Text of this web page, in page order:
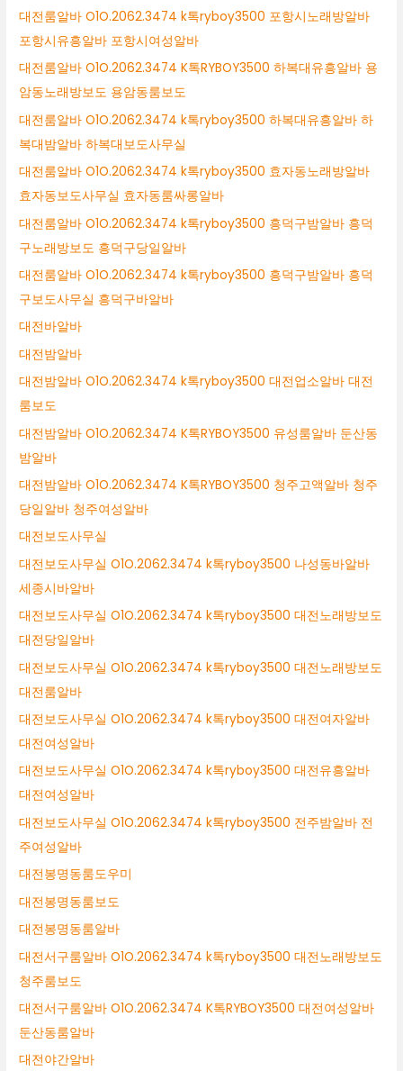
대전룸알바 O1O.2062.3474 k톡ryboy3500 포항시노래방알바
포항시유흥알바 포항시여성알바
대전룸알바 O1O.2062.3474 K톡RYBOY3500 하복대유흥알바 용
암동노래방보도 용암동룸보도
대전룸알바 O1O.2062.3474 k톡ryboy3500 하복대유흥알바 하
복대밤알바 하복대보도사무실
대전룸알바 O1O.2062.3474 k톡ryboy3500 효자동노래방알바
효자동보도사무실 효자동룸싸롱알바
대전룸알바 O1O.2062.3474 k톡ryboy3500 흥덕구밤알바 흥덕
구노래방보도 흥덕구당일알바
대전룸알바 O1O.2062.3474 k톡ryboy3500 흥덕구밤알바 흥덕
구보도사무실 흥덕구바알바
대전바알바
대전밤알바
대전밤알바 O1O.2062.3474 k톡ryboy3500 대전업소알바 대전
룸보도
대전밤알바 O1O.2062.3474 K톡RYBOY3500 유성룸알바 둔산동
밤알바
대전밤알바 O1O.2062.3474 K톡RYBOY3500 청주고액알바 청주
당일알바 청주여성알바
대전보도사무실
대전보도사무실 O1O.2062.3474 k톡ryboy3500 나성동바알바
세종시바알바
대전보도사무실 O1O.2062.3474 k톡ryboy3500 대전노래방보도
대전당일알바
대전보도사무실 O1O.2062.3474 k톡ryboy3500 대전노래방보도
대전룸알바
대전보도사무실 O1O.2062.3474 k톡ryboy3500 대전여자알바
대전여성알바
대전보도사무실 O1O.2062.3474 k톡ryboy3500 대전유흥알바
대전여성알바
대전보도사무실 O1O.2062.3474 k톡ryboy3500 전주밤알바 전
주여성알바
대전봉명동룸도우미
대전봉명동룸보도
대전봉명동룸알바
대전서구룸알바 O1O.2062.3474 k톡ryboy3500 대전노래방보도
청주룸보도
대전서구룸알바 O1O.2062.3474 K톡RYBOY3500 대전여성알바
둔산동룸알바
대전야간알바